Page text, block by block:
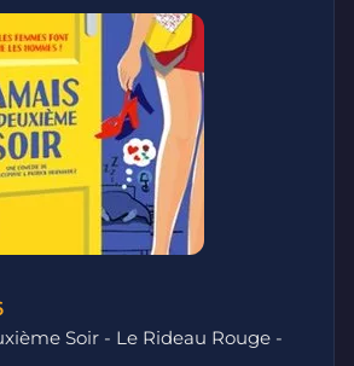
Soir - Le Rideau Rouge -